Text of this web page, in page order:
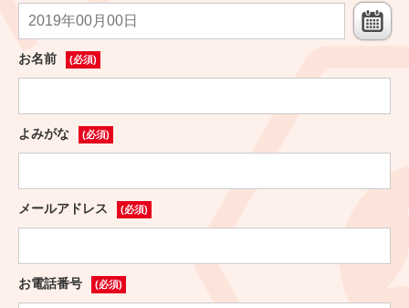
お名前 (必須)
よみがな (必須)
メールアドレス (必須)
お電話番号 (必須)